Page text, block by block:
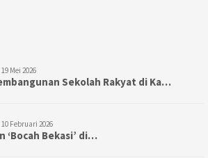
19 Mei 2026
Sekolah Rakyat di Ka…
10 Februari 2026
‘Bocah Bekasi’ di…